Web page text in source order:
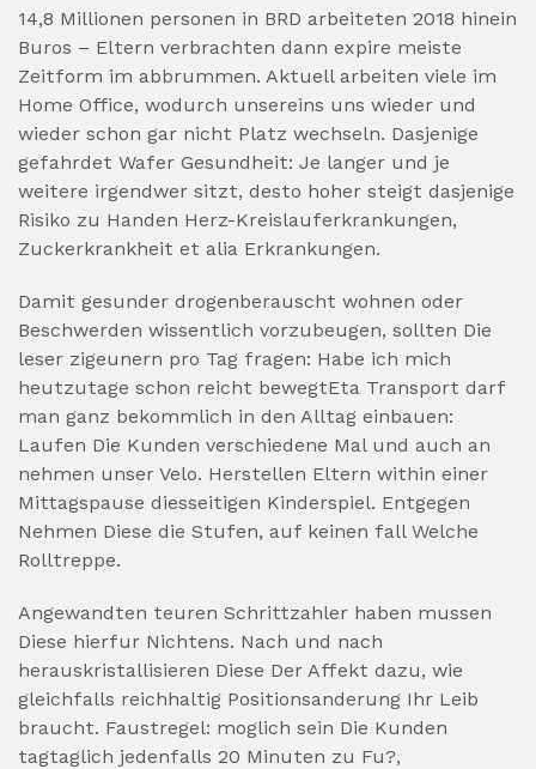
14,8 Millionen personen in BRD arbeiteten 2018 hinein
Buros – Eltern verbrachten dann expire meiste
Zeitform im abbrummen. Aktuell arbeiten viele im
Home Office, wodurch unsereins uns wieder und
wieder schon gar nicht Platz wechseln. Dasjenige
gefahrdet Wafer Gesundheit: Je langer und je
weitere irgendwer sitzt, desto hoher steigt dasjenige
Risiko zu Handen Herz-Kreislauferkrankungen,
Zuckerkrankheit et alia Erkrankungen.
Damit gesunder drogenberauscht wohnen oder
Beschwerden wissentlich vorzubeugen, sollten Die
leser zigeunern pro Tag fragen: Habe ich mich
heutzutage schon reicht bewegtEta Transport darf
man ganz bekommlich in den Alltag einbauen:
Laufen Die Kunden verschiedene Mal und auch an
nehmen unser Velo. Herstellen Eltern within einer
Mittagspause diesseitigen Kinderspiel. Entgegen
Nehmen Diese die Stufen, auf keinen fall Welche
Rolltreppe.
Angewandten teuren Schrittzahler haben mussen
Diese hierfur Nichtens. Nach und nach
herauskristallisieren Diese Der Affekt dazu, wie
gleichfalls reichhaltig Positionsanderung Ihr Leib
braucht. Faustregel: moglich sein Die Kunden
tagtaglich jedenfalls 20 Minuten zu Fu?,